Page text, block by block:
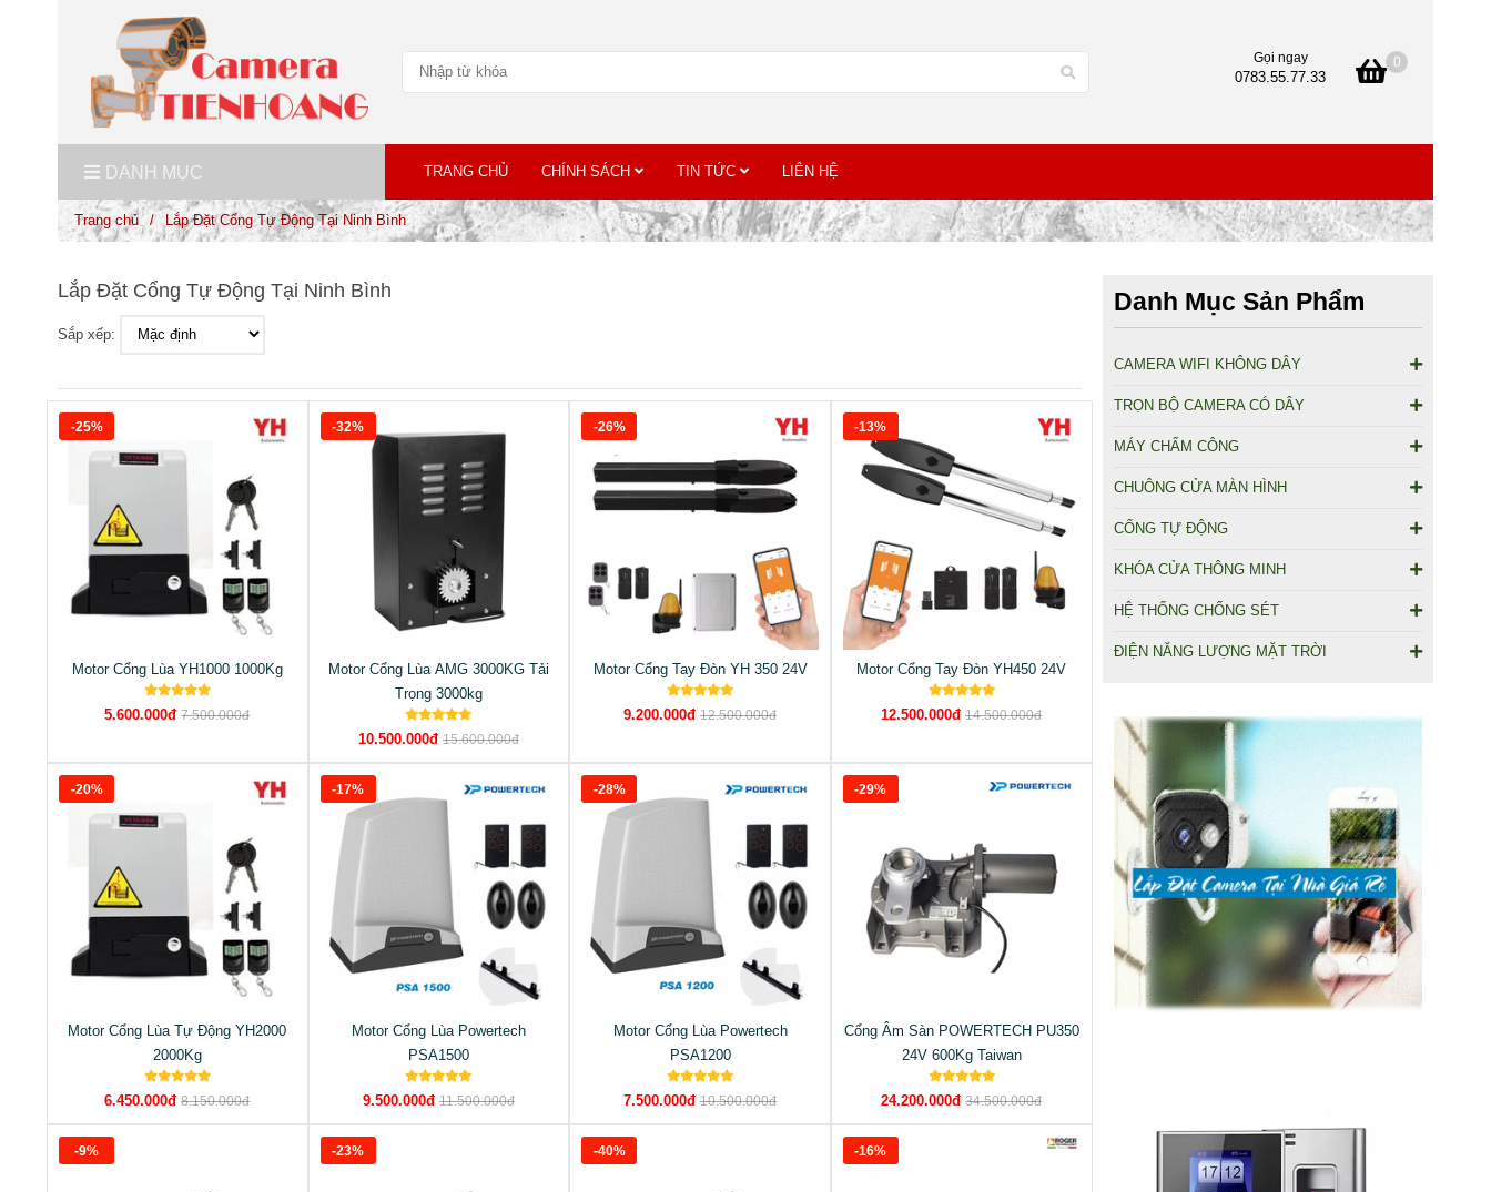
Gọi ngay
0783.55.77.33
0
DANH MỤC TRANG CHỦ CHÍNH SÁCH TIN TỨC LIÊN HỆ
Trang chủ / Lắp Đặt Cổng Tự Động Tại Ninh Bình
Lắp Đặt Cổng Tự Động Tại Ninh Bình
Sắp xếp:
Motor Cổng Lùa YH1000 1000Kg
5.600.000đ 7.500.000đ
-25%
Motor Cổng Lùa AMG 3000KG Tải
Trọng 3000kg
10.500.000đ 15.600.000đ
-32%
Motor Cổng Tay Đòn YH 350 24V
9.200.000đ 12.500.000đ
-26%
Motor Cổng Tay Đòn YH450 24V
12.500.000đ 14.500.000đ
-13%
Motor Cổng Lùa Tự Động YH2000
2000Kg
6.450.000đ 8.150.000đ
-20%
Motor Cổng Lùa Powertech
PSA1500
9.500.000đ 11.500.000đ
-17%
Motor Cổng Lùa Powertech
PSA1200
7.500.000đ 10.500.000đ
-28%
Cổng Âm Sàn POWERTECH PU350
24V 600Kg Taiwan
24.200.000đ 34.500.000đ
-29%
-9% -23% -40% -16%
Danh Mục Sản Phẩm
CAMERA WIFI KHÔNG DÂY
TRỌN BỘ CAMERA CÓ DÂY
MÁY CHẤM CÔNG
CHUÔNG CỬA MÀN HÌNH
CỔNG TỰ ĐỘNG
KHÓA CỬA THÔNG MINH
HỆ THỐNG CHỐNG SÉT
ĐIỆN NĂNG LƯỢNG MẶT TRỜI